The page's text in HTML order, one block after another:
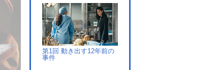
第1回 動き出す12年前の
事件